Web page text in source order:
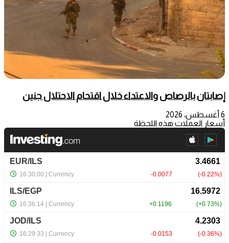
إصابتان بالرصاص والاعتداء خلال اقتحام الاحتلال جنين
6 أغسطس، 2026
أسعار العملات هذه اللحظة